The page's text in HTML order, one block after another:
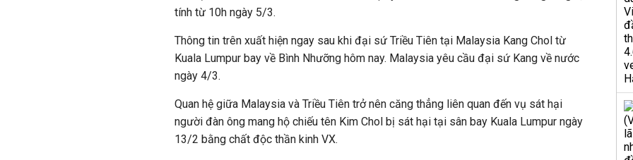
tính từ 10h ngày 5/3.
Thông tin trên xuất hiện ngay sau khi đại sứ Triều Tiên tại Malaysia Kang Chol từ
Kuala Lumpur bay về Bình Nhưỡng hôm nay. Malaysia yêu cầu đại sứ Kang về nước
ngày 4/3.
Quan hệ giữa Malaysia và Triều Tiên trở nên căng thẳng liên quan đến vụ sát hại
người đàn ông mang hộ chiếu tên Kim Chol bị sát hại tại sân bay Kuala Lumpur ngày
13/2 bằng chất độc thần kinh VX.